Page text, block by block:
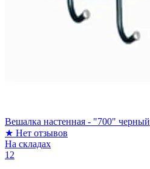
Вешалка настенная - "700" черный
★ Нет отзывов
На складах
12